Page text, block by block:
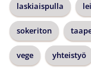
laskiaispulla
sokeriton
vege yhteistyö